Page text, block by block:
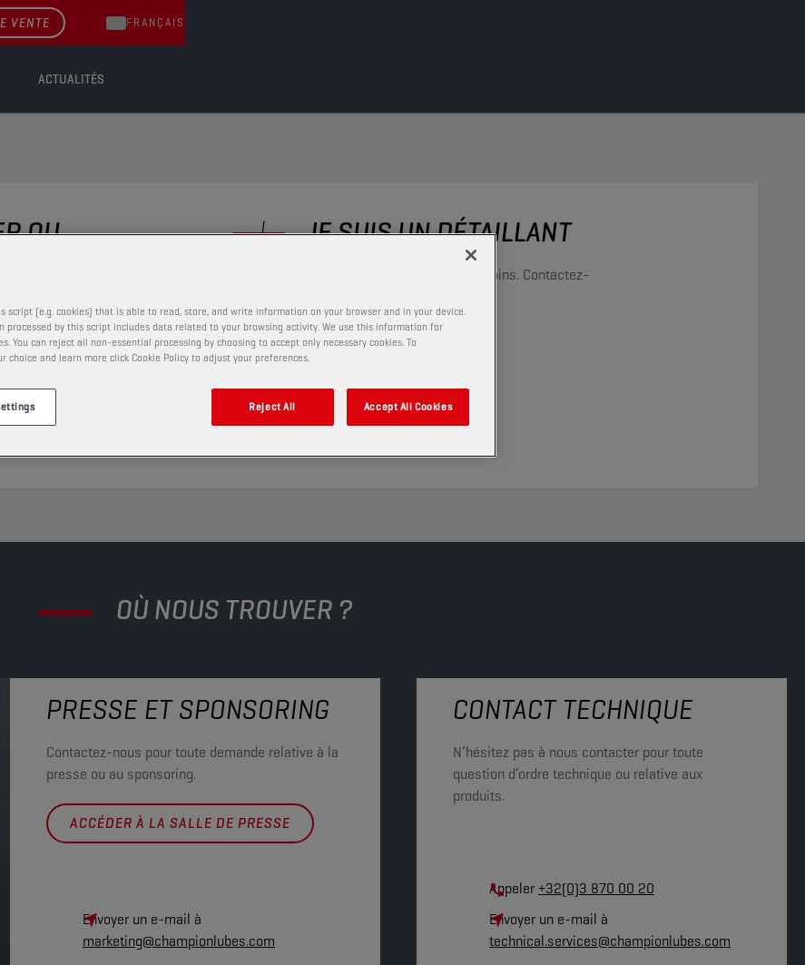
ACTUALITÉS
VENTE FRANÇAIS
OU
à toutes vos
JE SUIS UN DÉTAILLANT
Nous aimerions mieux comprendre vos besoins. Contactez-
CONTACTEZ-NOUS
OÙ NOUS TROUVER ?
PRESSE ET SPONSORING
Contactez-nous pour toute demande relative à la
presse ou au sponsoring.
ACCÉDER À LA SALLE DE PRESSE
Envoyer un e-mail à
marketing@championlubes.com
CONTACT TECHNIQUE
N’hésitez pas à nous contacter pour toute
question d’ordre technique ou relative aux
produits.
Appeler+32(0)3 870 00 20
Envoyer un e-mail à
technical.services@championlubes.com
script (e.g. cookies) that is able to read, store, and write information on your browser and in your device.
processed by this script includes data related to your browsing activity. We use this information for
You can reject all non-essential processing by choosing to accept only necessary cookies. To
choice and learn more click Cookie Policy to adjust your preferences.
Reject All Accept All Cookies